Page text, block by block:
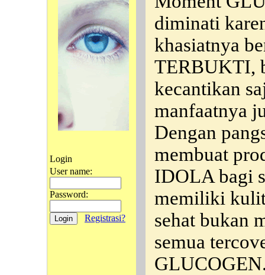
Login
User name:
Password:
Registrasi?
diminati
khasiatnya
TERBUKTI,
kecantikan
manfaatnya
Dengan
membuat
IDOLA bagi
memiliki
sehat bukan
semua